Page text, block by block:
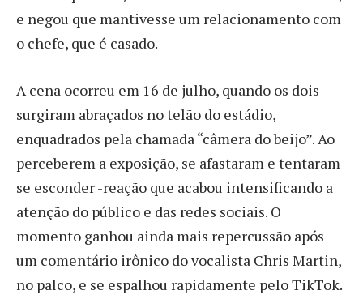
e negou que mantivesse um relacionamento com
o chefe, que é casado.
A cena ocorreu em 16 de julho, quando os dois
surgiram abraçados no telão do estádio,
enquadrados pela chamada “câmera do beijo”. Ao
perceberem a exposição, se afastaram e tentaram
se esconder -reação que acabou intensificando a
atenção do público e das redes sociais. O
momento ganhou ainda mais repercussão após
um comentário irônico do vocalista Chris Martin,
no palco, e se espalhou rapidamente pelo TikTok.